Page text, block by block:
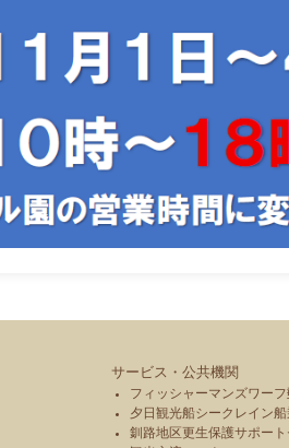
サービス・公共機関
フィッシャーマンズワーフ
夕日観光船シークレイン
釧路地区更生保護サポー